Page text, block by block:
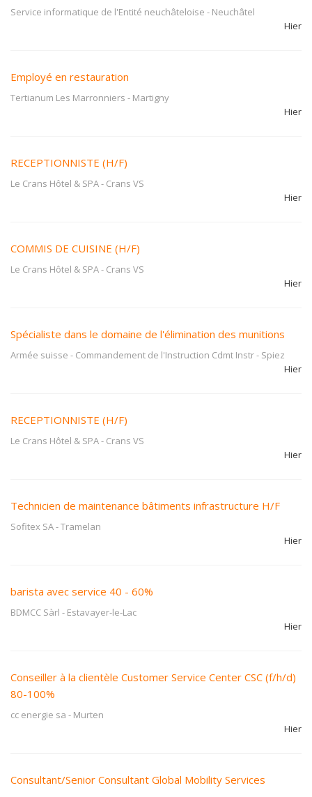
Service informatique de l'Entité neuchâteloise - Neuchâtel
Hier
Employé en restauration
Tertianum Les Marronniers - Martigny
Hier
RECEPTIONNISTE (H/F)
Le Crans Hôtel & SPA- Crans VS
Hier
COMMIS DE CUISINE (H/F)
Le Crans Hôtel & SPA- Crans VS
Hier
Spécialiste dans le domaine de l'élimination des munitions
Armée suisse - Commandement de l'Instruction Cdmt Instr- Spiez
Hier
RECEPTIONNISTE (H/F)
Le Crans Hôtel & SPA- Crans VS
Hier
Technicien de maintenance bâtiments infrastructure H/F
Sofitex SA-Tramelan
Hier
barista avec service 40 - 60%
BDMCC Sàrl - Estavayer-le-Lac
Hier
Conseiller à la clientèle Customer Service Center CSC (f/h/d)
80-100%
cc energie sa - Murten
Hier
Consultant/Senior Consultant Global Mobility Services